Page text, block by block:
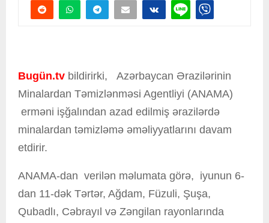
Bugün.tv bildirirki, Azərbaycan Ərazilərinin
Minalardan Təmizlənməsi Agentliyi (ANAMA)
erməni işğalından azad edilmiş ərazilərdə
minalardan təmizləmə əməliyyatlarını davam
etdirir.
ANAMA-dan verilən məlumata görə, iyunun 6-
dan 11-dək Tərtər, Ağdam, Füzuli, Şuşa,
Qubadlı, Cəbrayıl və Zəngilan rayonlarında